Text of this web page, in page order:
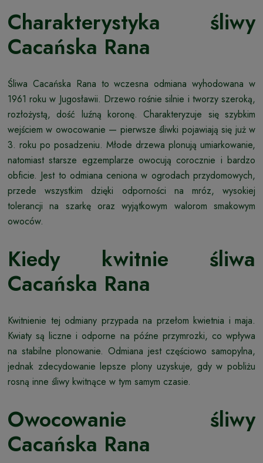
Charakterystyka śliwy
Cacańska Rana
Śliwa Cacańska Rana to wczesna odmiana wyhodowana w
1961 roku w Jugosławii. Drzewo rośnie silnie i tworzy szeroką,
rozłożystą, dość luźną koronę. Charakteryzuje się szybkim
wejściem w owocowanie — pierwsze śliwki pojawiają się już w
3. roku po posadzeniu. Młode drzewa plonują umiarkowanie,
natomiast starsze egzemplarze owocują corocznie i bardzo
obficie. Jest to odmiana ceniona w ogrodach przydomowych,
przede wszystkim dzięki odporności na mróz, wysokiej
tolerancji na szarkę oraz wyjątkowym walorom smakowym
owoców.
Kiedy kwitnie śliwa
Cacańska Rana
Kwitnienie tej odmiany przypada na przełom kwietnia i maja.
Kwiaty są liczne i odporne na późne przymrozki, co wpływa
na stabilne plonowanie. Odmiana jest częściowo samopylna,
jednak zdecydowanie lepsze plony uzyskuje, gdy w pobliżu
rosną inne śliwy kwitnące w tym samym czasie.
Owocowanie śliwy
Cacańska Rana